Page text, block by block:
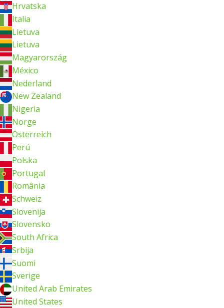
Hrvatska
Italia
Lietuva
Lietuva
Magyarország
México
Nederland
New Zealand
Nigeria
Norge
Österreich
Perú
Polska
Portugal
România
Schweiz
Slovenija
Slovensko
South Africa
Srbija
Suomi
Sverige
United Arab Emirates
United States